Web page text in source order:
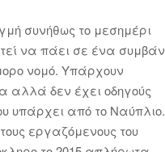
συνήθως το μεσημέρι
να πάει σε ένα συμβάν
νομό. Υπάρχουν
αλλά δεν έχει οδηγούς
υπάρχει από το Ναύπλιο.
εργαζόμενους του